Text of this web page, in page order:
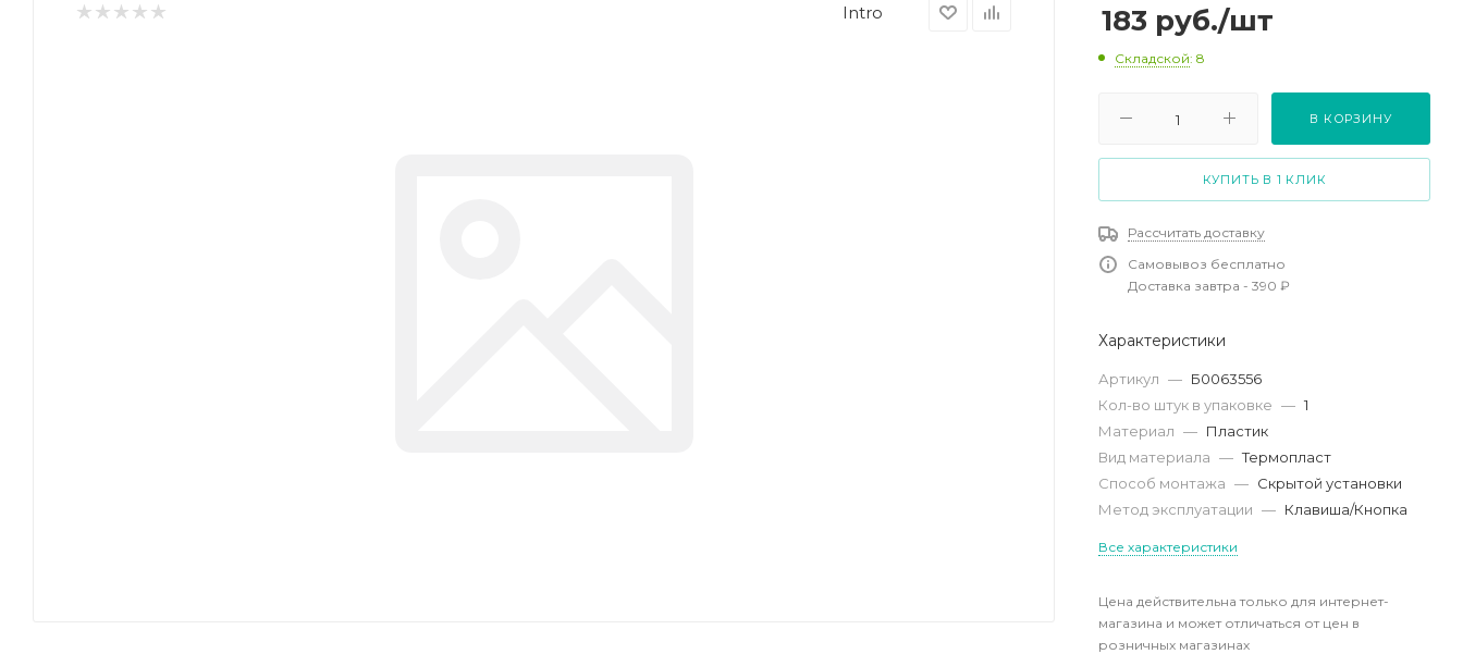
Intro 183 руб./шт
Складской: 8
В КОРЗИНУ
КУПИТЬ В 1 КЛИК
Рассчитать доставку
Самовывоз бесплатно
Доставка завтра - 390 ₽
Характеристики
Артикул — Б0063556
Кол-во штук в упаковке — 1
Материал — Пластик
Вид материала — Термопласт
Способ монтажа — Скрытой установки
Метод эксплуатации — Клавиша/Кнопка
Все характеристики
Цена действительна только для интернет-
магазина и может отличаться от цен в
розничных магазинах